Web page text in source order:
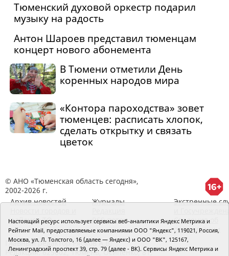
Тюменский духовой оркестр подарил
музыку на радость
Антон Шароев представил тюменцам
концерт нового абонемента
В Тюмени отметили День
коренных народов мира
«Контора пароходства» зовет
тюменцев: расписать хлопок,
сделать открытку и связать
цветок
© АНО «Тюменская область сегодня»,
2002-2026 г.
Архив новостей
районов ТО
Журналы
RSS поток
Экстренные
Сведения об
организации
Главный редактор Рябков А.В.
Редакция: 625002, Тюмень, Осипенко, 81,
Настоящий ресурс использует сервисы веб-аналитики Яндекс Метрика и
Рейтинг Mail, предоставляемые компаниями ООО "Яндекс", 119021, Россия,
Москва, ул. Л. Толстого, 16 (далее — Яндекс) и ООО "ВК", 125167,
Ленинградский проспект 39, стр. 79 (далее - ВК). Сервисы Яндекс Метрика и